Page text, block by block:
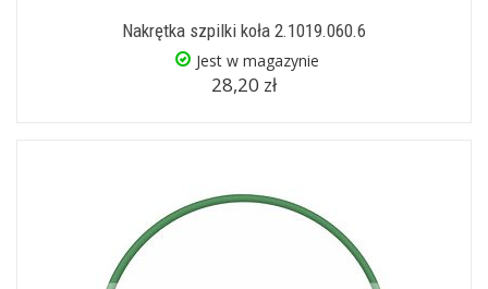
Nakrętka szpilki koła 2.1019.060.6
Jest w magazynie
28,20 zł